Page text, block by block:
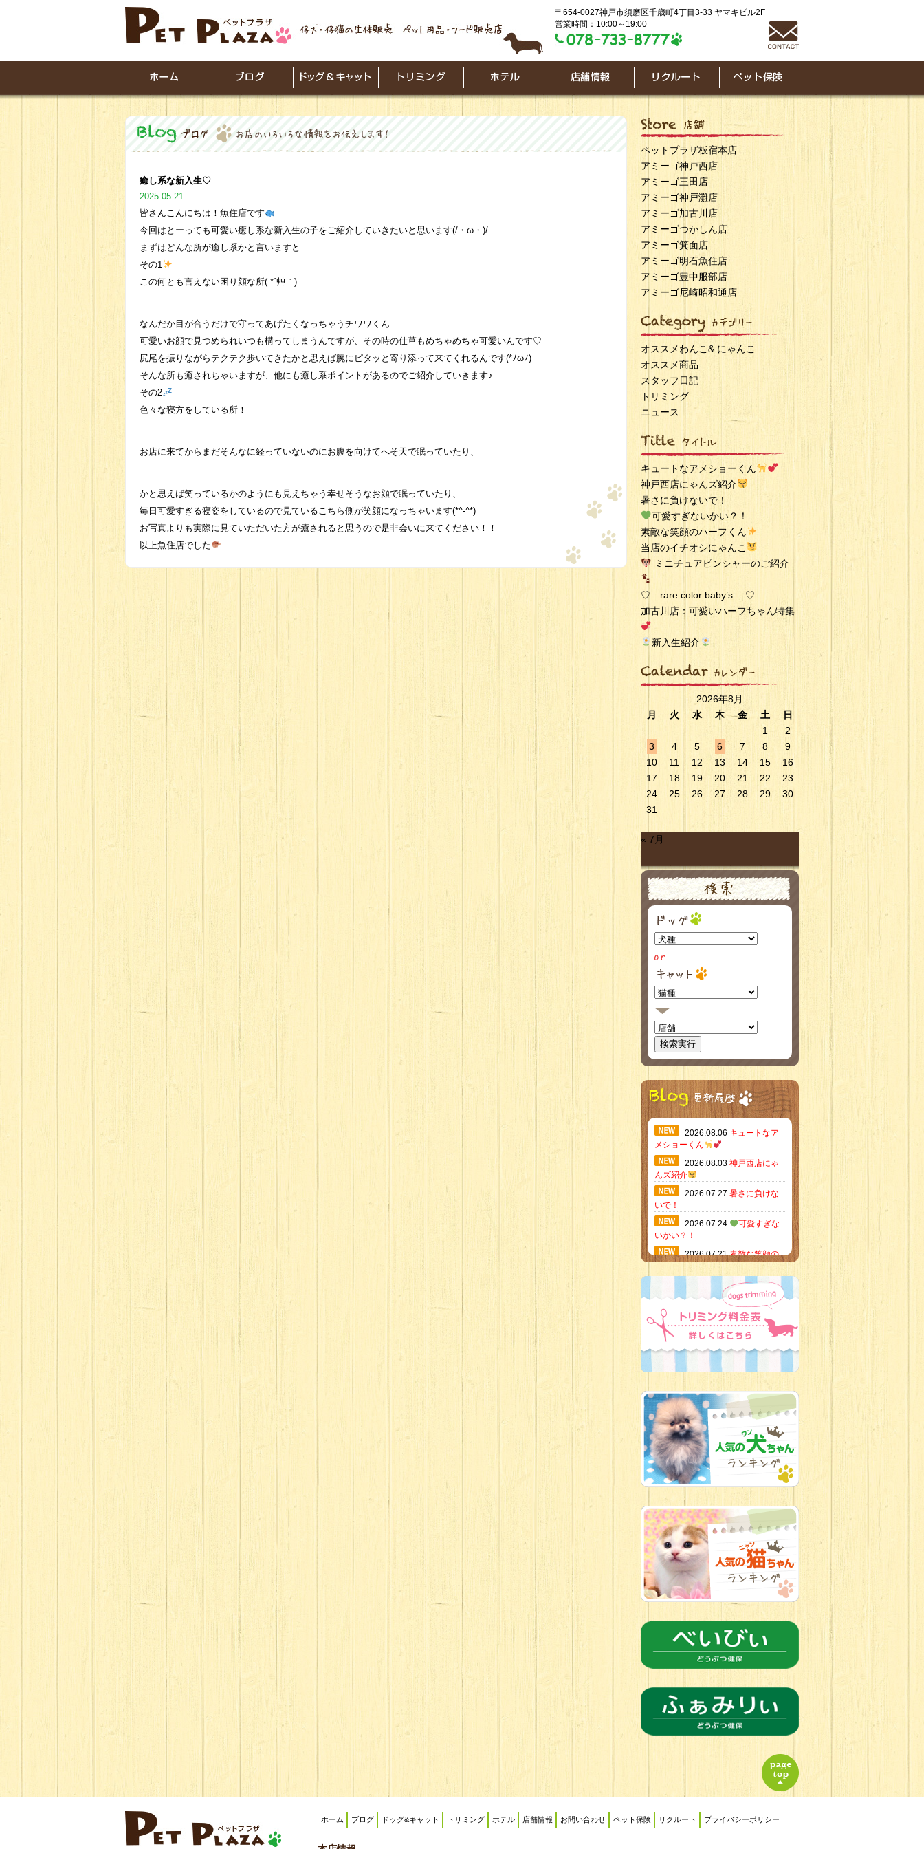
〒654-0027神戸市須磨区千歳町4丁目3-33 ヤマキビル2F
営業時間：10:00～19:00
癒し系な新入生♡
2025.05.21
皆さんこんにちは！魚住店です
今回はとーっても可愛い癒し系な新入生の子をご紹介していきたいと思います(/・ω・)/
まずはどんな所が癒し系かと言いますと…
その1
この何とも言えない困り顔な所( *´艸｀)
なんだか目が合うだけで守ってあげたくなっちゃうチワワくん
可愛いお顔で見つめられいつも構ってしまうんですが、その時の仕草もめちゃめちゃ可愛いんです♡
尻尾を振りながらテクテク歩いてきたかと思えば腕にピタッと寄り添って来てくれるんです(*ﾉωﾉ)
そんな所も癒されちゃいますが、他にも癒し系ポイントがあるのでご紹介していきます♪
その2
色々な寝方をしている所！
お店に来てからまだそんなに経っていないのにお腹を向けてへそ天で眠っていたり、
かと思えば笑っているかのようにも見えちゃう幸せそうなお顔で眠っていたり、
毎日可愛すぎる寝姿をしているので見ているこちら側が笑顔になっちゃいます(*^-^*)
お写真よりも実際に見ていただいた方が癒されると思うので是非会いに来てください！！
以上魚住店でした
ペットプラザ板宿本店
アミーゴ神戸西店
アミーゴ三田店
アミーゴ神戸灘店
アミーゴ加古川店
アミーゴつかしん店
アミーゴ箕面店
アミーゴ明石魚住店
アミーゴ豊中服部店
アミーゴ尼崎昭和通店
オススメわんこ& にゃんこ
オススメ商品
スタッフ日記
トリミング
ニュース
キュートなアメショーくん
神戸西店にゃんズ紹介
暑さに負けないで！
可愛すぎないかい？！
素敵な笑顔のハーフくん
当店のイチオシにゃんこ
ミニチュアピンシャーのご紹介
♡ rare color baby’s ♡
加古川店：可愛いハーフちゃん特集
新入生紹介
2026年8月
月
火 水 木 金 土
日
1
2
3
4 5 6 7 8
9
10
11 12 13 14 15
16
17
18 19 20 21 22
23
24
25 26 27 28 29
30
31
« 7月
2026.08.06 キュートなア
メショーくん
2026.08.03 神戸西店にゃ
んズ紹介
2026.07.27 暑さに負けな
いで！
2026.07.24
可愛すぎな
いかい？！
2026.07.21素敵な笑顔の
当店のイチオ
シにゃんこ
2026.07.15
ミニチュア
ピンシャーのご紹介
2026.07.09加古川店：可
2026.07.06 新入生紹介
2026.07.03
ちびっこワン
コ
2026.07.01ダラダラな猫
スタッフ
新入生
2026.06.24
人懐っこすぎ
なわんちゃんず
2026.06.21
転入生のご紹
介(*ﾉωﾉ)
ホーム ブログ ドッグ&キャット トリミング ホテル 店舗情報 お問い合わせ ペット保険 リクルート プライバシーポリシー